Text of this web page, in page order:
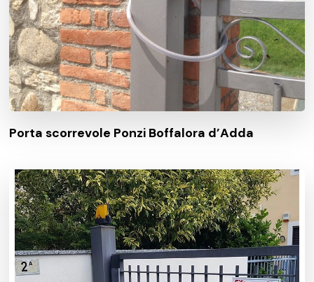
Porta scorrevole Ponzi Boffalora d’Adda